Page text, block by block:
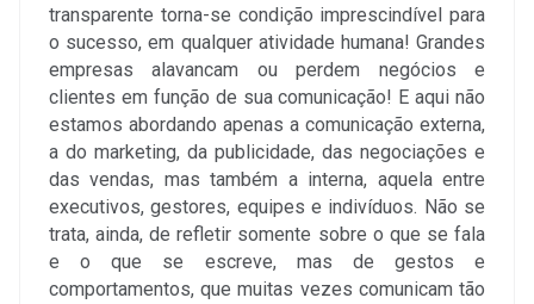
transparente torna-se condição imprescindível para
o sucesso, em qualquer atividade humana! Grandes
empresas alavancam ou perdem negócios e
clientes em função de sua comunicação! E aqui não
estamos abordando apenas a comunicação externa,
a do marketing, da publicidade, das negociações e
das vendas, mas também a interna, aquela entre
executivos, gestores, equipes e indivíduos. Não se
trata, ainda, de refletir somente sobre o que se fala
e o que se escreve, mas de gestos e
comportamentos, que muitas vezes comunicam tão